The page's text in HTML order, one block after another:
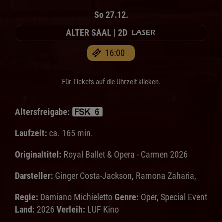
So 27.12.
16:00
ALTER SAAL | 2D
Für Tickets auf die Uhrzeit klicken.
Altersfreigabe:
Laufzeit: ca. 165 min.
Originaltitel: Royal Ballet & Opera - Carmen 2026
Darsteller: Ginger Costa-Jackson, Ramona Zaharia,
Regie: Damiano Michieletto Genre: Oper, Special Event
Land: 2026 Verleih: LUF Kino